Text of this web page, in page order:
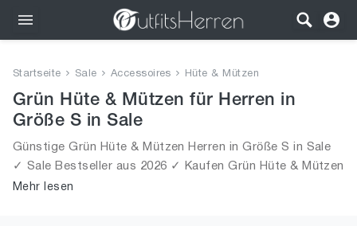
Bekleidung
Schuhe
Startseite Sale Accessoires Hüte & Mützen
Grün Hüte & Mützen für Herren in
Größe S in Sale
Günstige Grün Hüte & Mützen Herren in Größe S in Sale
✓ Sale Bestseller aus 2026 ✓ Kaufen Grün Hüte & Mützen
für Männer in Größe S in Sale!
Mehr lesen